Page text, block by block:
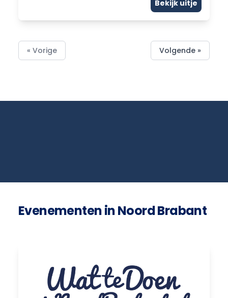
Bekijk uitje
« Vorige Volgende »
Evenementen in Noord Brabant